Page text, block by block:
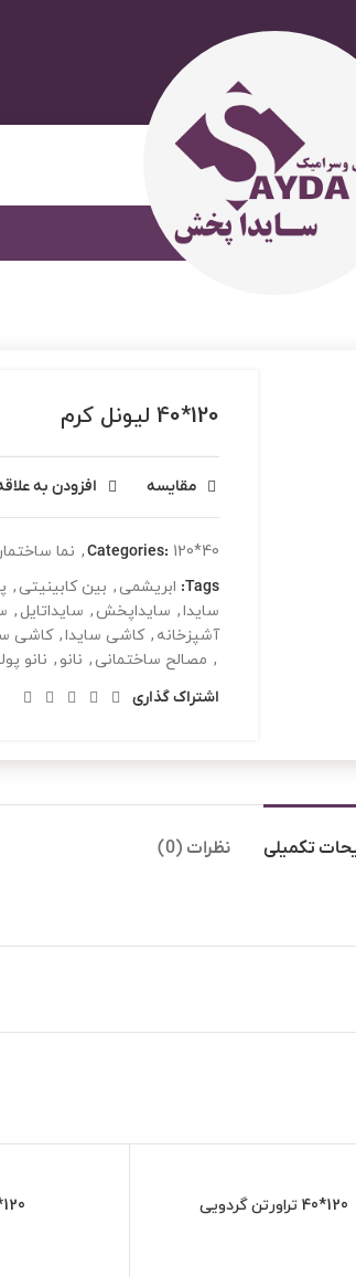
120*40 لیونل کرم
مقایسه افزودن به
Categories: 120*40
, نما
Tags: ابریشمی , بین کابینیتی ,
سایدا, سایداپخش , سایداتایل ,
آشپزخانه , کاشی سایدا, کاشی
, مصالح ساختمانی , نانو , نانو
اشتراک گذاری
تکمیلی نظرات (0)
120*40 تراورتن گردویی 120*40لیونل